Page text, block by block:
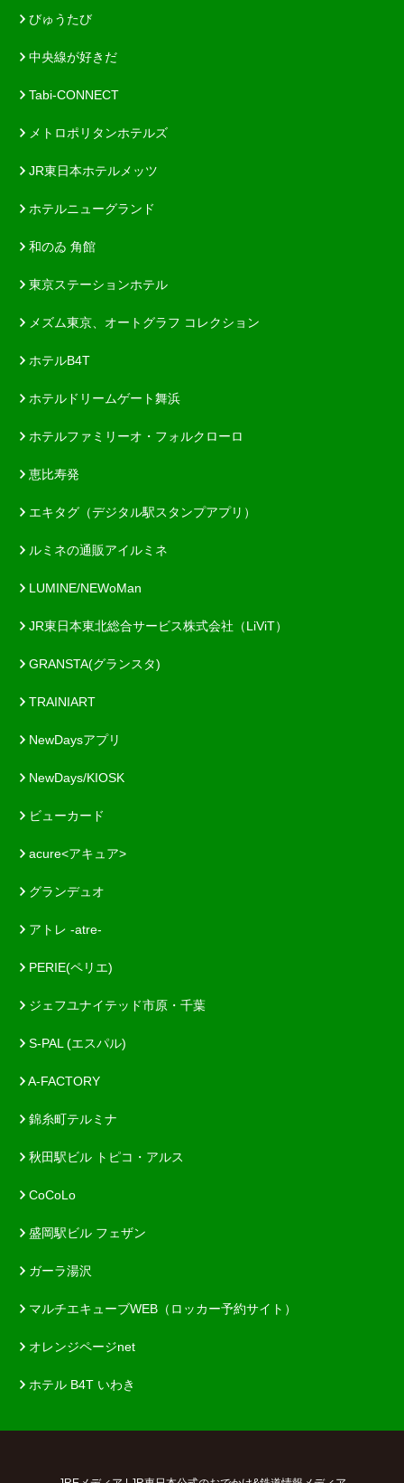
びゅうたび
中央線が好きだ
Tabi-CONNECT
メトロポリタンホテルズ
JR東日本ホテルメッツ
ホテルニューグランド
和のゐ 角館
東京ステーションホテル
メズム東京、オートグラフ コレクション
ホテルB4T
ホテルドリームゲート舞浜
ホテルファミリーオ・フォルクローロ
恵比寿発
エキタグ（デジタル駅スタンプアプリ）
ルミネの通販アイルミネ
LUMINE/NEWoMan
JR東日本東北総合サービス株式会社（LiViT）
GRANSTA(グランスタ)
TRAINIART
NewDaysアプリ
NewDays/KIOSK
ビューカード
acure<アキュア>
グランデュオ
アトレ -atre-
PERIE(ペリエ)
ジェフユナイテッド市原・千葉
S-PAL (エスパル)
A-FACTORY
錦糸町テルミナ
秋田駅ビル トピコ・アルス
CoCoLo
盛岡駅ビル フェザン
ガーラ湯沢
マルチエキューブWEB（ロッカー予約サイト）
オレンジページnet
ホテル B4T いわき